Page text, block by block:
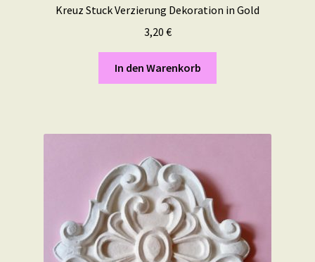
Kreuz Stuck Verzierung Dekoration in Gold
3,20 €
In den Warenkorb